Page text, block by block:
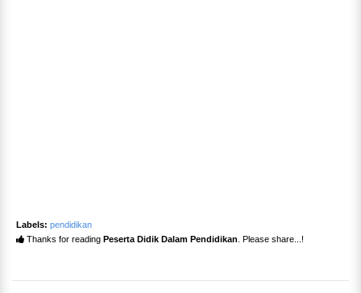
Labels: pendidikan
Thanks for reading Peserta Didik Dalam Pendidikan . Please share...!